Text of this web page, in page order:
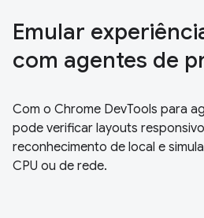
Emular
com agentes de
Com o Chrome DevTools para
pode verificar layouts
reconhecimento de local e
CPU ou de rede.